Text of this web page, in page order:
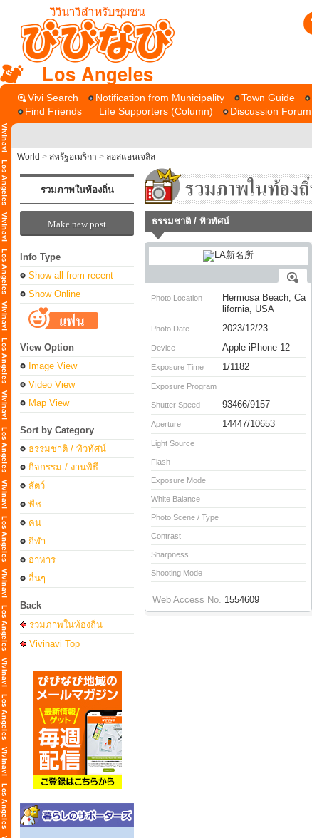
Los Angeles
Vivi Search Notification from Municipality Town Guide
Find Friends
Life Supporters (Column) Discussion Forum
World > สหรัฐอเมริกา > ลอสแอนเจลิส
รวมภาพในท้องถิ่น
Make new post
Info Type
Show all from recent
Show Online
View Option
Image View
Video View
Map View
Sort by Category
ธรรมชาติ / ทิวทัศน์
กิจกรรม / งานพิธี
สัตว์
พืช
คน
กีฬา
อาหาร
อื่นๆ
Back
รวมภาพในท้องถิ่น
Vivinavi Top
ธรรมชาติ / ทิวทัศน์
Photo Location
Hermosa Beach, Ca
lifornia, USA
Photo Date 2023/12/23
Device Apple iPhone 12
Exposure Time 1/1182
Exposure Program
Shutter Speed 93466/9157
Aperture 14447/10653
Light Source
Flash
Exposure Mode
White Balance
Photo Scene / Type
Contrast
Sharpness
Shooting Mode
Web Access No. 1554609